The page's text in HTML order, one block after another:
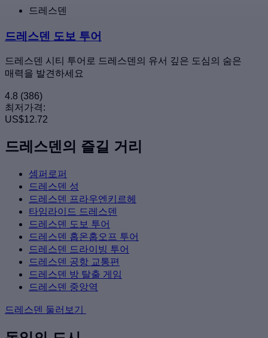
드레스덴
드레스덴 도보 투어
드레스덴 시티 투어로 드레스덴의 유서 깊은 도심의 숨은
매력을 발견하세요
4.8 (386)
최저가격:
US$12.72
드레스덴의 즐길 거리
셈퍼로퍼
드레스덴 성
드레스덴 프라우엔키르헤
타임라이드 드레스덴
드레스덴 도보 투어
드레스덴 홉온홉오프 투어
드레스덴 드라이빙 투어
드레스덴 공항 교통편
드레스덴 방 탈출 게임
드레스덴 중앙역
드레스덴 둘러보기